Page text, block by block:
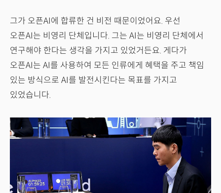
그가 오픈AI에 합류한 건 비전 때문이었어요. 우선
오픈AI는 비영리 단체입니다. 그는 AI는 비영리 단체에서
연구해야 한다는 생각을 가지고 있었거든요. 게다가
오픈AI는 AI를 사용하여 모든 인류에게 혜택을 주고 책임
있는 방식으로 AI를 발전시킨다는 목표를 가지고
있었습니다.